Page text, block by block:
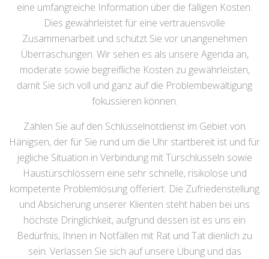
eine umfangreiche Information über die fälligen Kosten.
Dies gewährleistet für eine vertrauensvolle
Zusammenarbeit und schützt Sie vor unangenehmen
Überraschungen. Wir sehen es als unsere Agenda an,
moderate sowie begreifliche Kosten zu gewährleisten,
damit Sie sich voll und ganz auf die Problembewältigung
fokussieren können.
Zählen Sie auf den Schlüsselnotdienst im Gebiet von
Hänigsen, der für Sie rund um die Uhr startbereit ist und für
jegliche Situation in Verbindung mit Türschlüsseln sowie
Haustürschlössern eine sehr schnelle, risikolose und
kompetente Problemlösung offeriert. Die Zufriedenstellung
und Absicherung unserer Klienten steht haben bei uns
höchste Dringlichkeit, aufgrund dessen ist es uns ein
Bedürfnis, Ihnen in Notfällen mit Rat und Tat dienlich zu
sein. Verlassen Sie sich auf unsere Übung und das